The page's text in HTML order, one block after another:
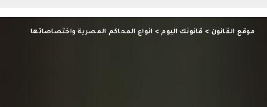
موقع القانون > قانونك اليوم> انواع المحاكم المصرية واختصاصاتها